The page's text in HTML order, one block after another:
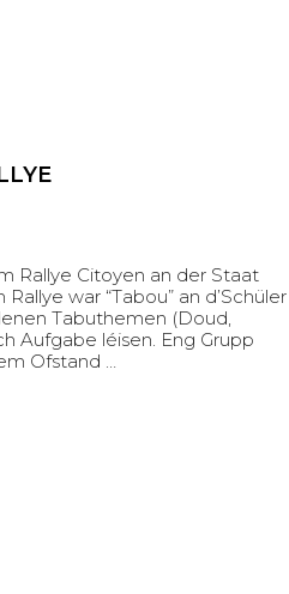
Rallye Citoyen an der Staat
war “Tabou” an d’Schüler
Tabuthemen (Doud,
Aufgabe léisen. Eng Grupp
Ofstand …